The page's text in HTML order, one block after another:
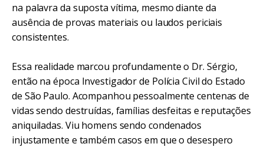
na palavra da suposta vítima, mesmo diante da
ausência de provas materiais ou laudos periciais
consistentes.
Essa realidade marcou profundamente o Dr. Sérgio,
então na época Investigador de Polícia Civil do Estado
de São Paulo. Acompanhou pessoalmente centenas de
vidas sendo destruídas, famílias desfeitas e reputações
aniquiladas. Viu homens sendo condenados
injustamente e também casos em que o desespero